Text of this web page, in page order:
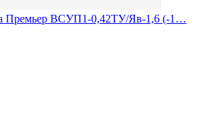
Премьер ВСУП1-0,42ТУ/Яв-1,6 (-1…